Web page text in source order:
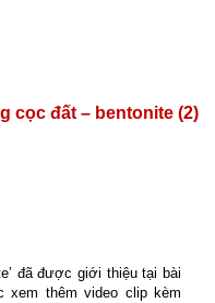
cọc đất – bentonite (2)
đã được giới thiệu tại bài
xem thêm video clip kèm